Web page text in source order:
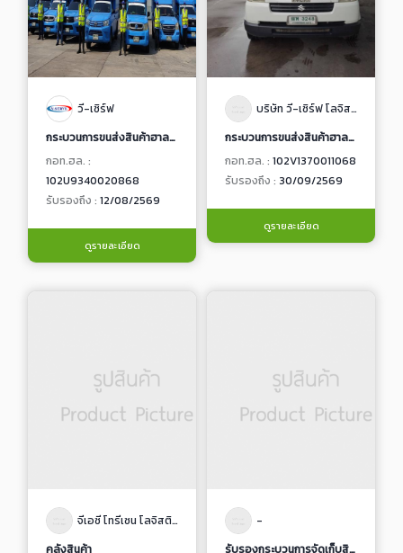
วี-เซิร์ฟ
กระบวนการขนส่งสินค้าฮาลาล
กอท.ฮล. :
102U9340020868
รับรองถึง : 12/08/2569
ดูรายละเอียด
บริษัท วี-เซิร์ฟ โลจิสติกส์ จำกัด
กระบวนการขนส่งสินค้าฮาลาล
กอท.ฮล. : 102V1370011068
รับรองถึง : 30/09/2569
ดูรายละเอียด
จีเอซี โทรีเซน โลจิสติคส์
คลังสินค้า
-
รับรองกระบวนการจัดเก็บสินค้าตามหลักการศาสนาอิสลาม